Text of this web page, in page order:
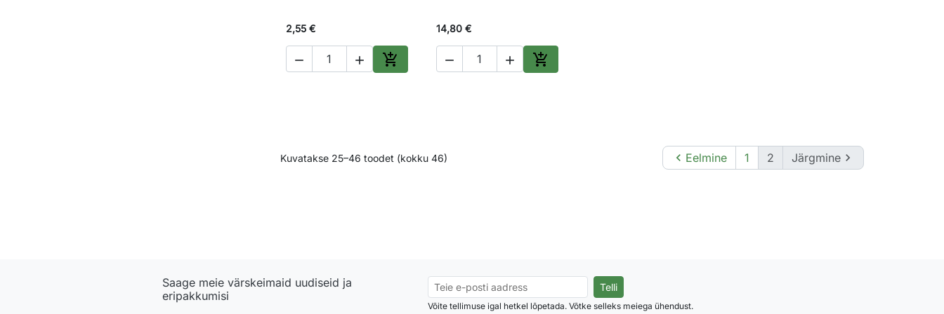
2,55 €
  
Lisa ostukorvi
14,80 €
  
Lisa ostukorvi
Kuvatakse 25–46 toodet (kokku 46)  Eelmine 1 2 Järgmine
Saage meie värskeimaid uudiseid ja
eripakkumisi
Võite tellimuse igal hetkel lõpetada. Võtke selleks meiega ühendust.